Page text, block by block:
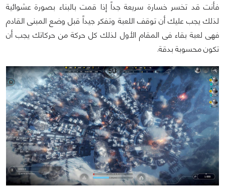
فأنت قد تخسر خسارة سريعة جداً إذا قمت بالبناء بصورة عشوائية
لذلك يجب عليك أن توقف اللعبة وتفكر جيداً قبل وضع المبنى القادم
فهى لعبة بقاء فى المقام الأول لذلك كل حركة من حركاتك يجب أن
تكون محسوبة بدقة.